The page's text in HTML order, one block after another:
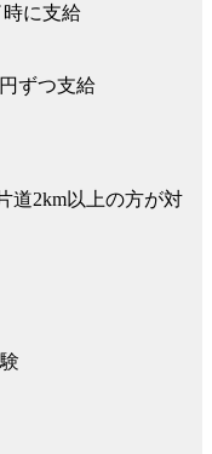
時に支給
ずつ支給
道2km以上の方が対